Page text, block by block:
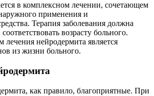
в комплексном лечении, сочетающем
применения и
Терапия заболевания должна
возрасту больного.
нейродермита является
из жизни больного.
как правило, благоприятные. При